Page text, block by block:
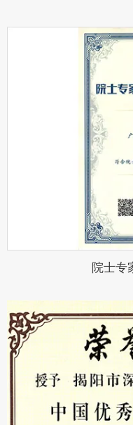
院士专